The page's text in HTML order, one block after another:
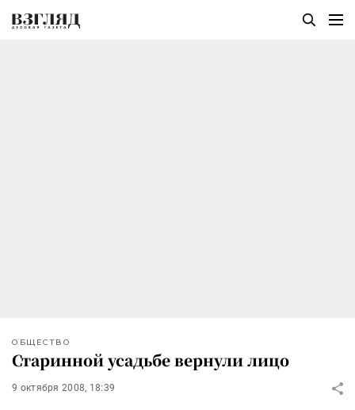
ОБЩЕСТВО
Старинной усадьбе вернули лицо
9 октября 2008, 18:39